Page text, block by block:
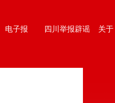
电子报 四川举报辟谣 关于